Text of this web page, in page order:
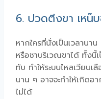
6. ปวดตึงขา เหน็บ
หากใครที่นั่งเป็นเวลานา
หรือชาบริเวณขาได้ ทั้งนี้
ทับ ทำให้ระบบไหลเวียน
นาน ๆ อาจจะทำให้เกิดอ
ไม่ได้